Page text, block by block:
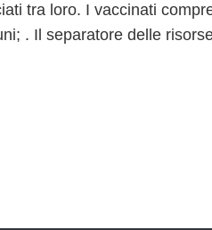
tra loro. I vaccinati
. Il separatore delle